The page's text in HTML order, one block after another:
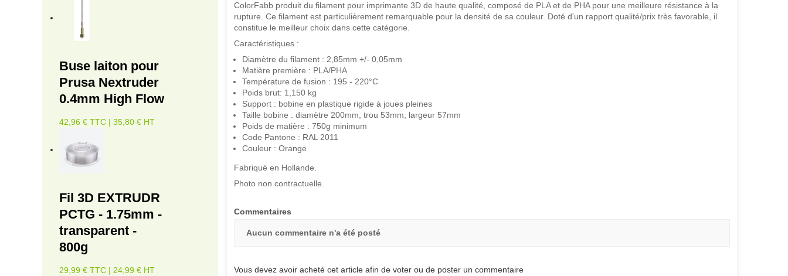
Buse laiton pour
Prusa Nextruder
0.4mm High Flow
42,96 € TTC | 35,80 € HT
Fil 3D EXTRUDR
PCTG - 1.75mm -
transparent -
800g
29,99 € TTC | 24,99 € HT
ColorFabb produit du filament pour imprimante 3D de haute qualité, composé de PLA et de PHA pour une meilleure résistance à la
rupture. Ce filament est particulièrement remarquable pour la densité de sa couleur. Doté d'un rapport qualité/prix très favorable, il
constitue le meilleur choix dans cette catégorie.
Caractéristiques :
Diamètre du filament : 2,85mm +/- 0,05mm
Matière première : PLA/PHA
Température de fusion : 195 - 220°C
Poids brut: 1,150 kg
Support : bobine en plastique rigide à joues pleines
Taille bobine : diamètre 200mm, trou 53mm, largeur 57mm
Poids de matière : 750g minimum
Code Pantone : RAL 2011
Couleur : Orange
Fabriqué en Hollande.
Photo non contractuelle.
Commentaires
Aucun commentaire n'a été posté
Vous devez avoir acheté cet article afin de voter ou de poster un commentaire